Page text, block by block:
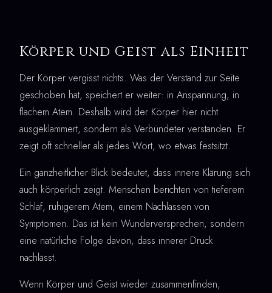
Körper und Geist als Einheit
Der Körper vergisst nichts. Was der Verstand zur Seite
geschoben hat, speichert er weiter: in Anspannung, in
flachem Atem. Deshalb wird der Körper hier nicht
ausgeklammert, sondern als Verbündeter verstanden. Er
zeigt oft schneller als jedes Wort, wo etwas festsitzt.
Ein ganzheitlicher Blick bedeutet, dass innere Klärung sich
auch körperlich zeigt. Menschen berichten von tieferem
Schlaf, ruhigerem Atem, einem Nachlassen von
Symptomen. Das ist kein Wunderversprechen, sondern
eine natürliche Folge davon, dass innerer Druck
nachlässt.
Wenn Körper und Geist wieder zusammenfinden,